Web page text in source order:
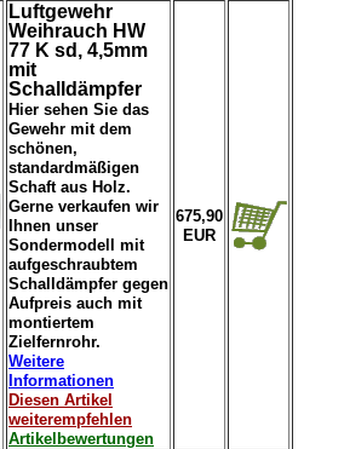
Luftgewehr
Weihrauch HW
77 K sd, 4,5mm
mit
Schalldämpfer
Hier sehen Sie das
Gewehr mit dem
schönen,
standardmäßigen
Schaft aus Holz.
Gerne verkaufen wir
Ihnen unser
Sondermodell mit
aufgeschraubtem
Schalldämpfer gegen
Aufpreis auch mit
montiertem
Zielfernrohr.
Weitere
Informationen
Diesen Artikel
weiterempfehlen
Artikelbewertungen
675,90
EUR